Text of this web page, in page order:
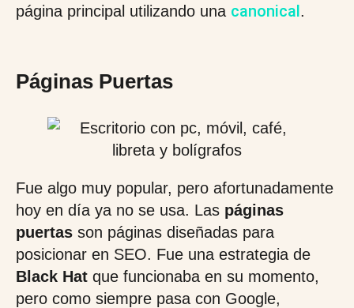
página principal utilizando una canonical.
Páginas Puertas
Fue algo muy popular, pero afortunadamente
hoy en día ya no se usa. Las páginas
puertas son páginas diseñadas para
posicionar en SEO. Fue una estrategia de
Black Hat que funcionaba en su momento,
pero como siempre pasa con Google,